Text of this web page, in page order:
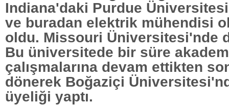
Indiana'daki Purdue
ve buradan elektrik mühendisi
oldu. Missouri Üniversitesi'nde
Bu üniversitede bir süre
çalışmalarına devam ettikten
dönerek Boğaziçi
üyeliği yaptı.